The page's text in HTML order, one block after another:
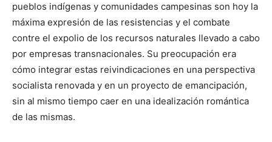
pueblos indígenas y comunidades campesinas son hoy la
máxima expresión de las resistencias y el combate
contre el expolio de los recursos naturales llevado a cabo
por empresas transnacionales. Su preocupación era
cómo integrar estas reivindicaciones en una perspectiva
socialista renovada y en un proyecto de emancipación,
sin al mismo tiempo caer en una idealización romántica
de las mismas.